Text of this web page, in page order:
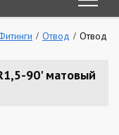
Отвод Отвод
90' матовый